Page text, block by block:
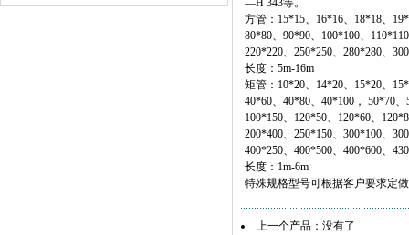
—H 343等。
方管：15*15、16*16、18*18、
80*80、90*90、100*100、
220*220、250*250、280*280、
长度：5m-16m
矩管：10*20、14*20、15*20、
40*60、40*80、40*100， 50*70
100*150、120*50、120*60、
200*400、250*150、300*100、
400*250、400*500、400*600、
长度：1m-6m
特殊规格型号可根据客户要求定
上一个产品：没有了